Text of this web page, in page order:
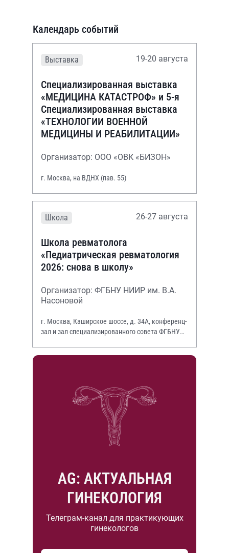
Календарь событий
Выставка 19-20 августа
Специализированная выставка
«МЕДИЦИНА КАТАСТРОФ» и 5-я
Специализированная выставка
«ТЕХНОЛОГИИ ВОЕННОЙ
МЕДИЦИНЫ И РЕАБИЛИТАЦИИ»
Организатор: ООО «ОВК «БИЗОН»
г. Москва, на ВДНХ (пав. 55)
Школа 26-27 августа
Школа ревматолога
«Педиатрическая ревматология
2026: снова в школу»
Организатор: ФГБНУ НИИР им. В.А.
Насоновой
г. Москва, Каширское шоссе, д. 34А, конференц-
зал и зал специализированного совета ФГБНУ
AG: АКТУАЛЬНАЯ
ГИНЕКОЛОГИЯ
Телеграм-канал для практикующих
гинекологов